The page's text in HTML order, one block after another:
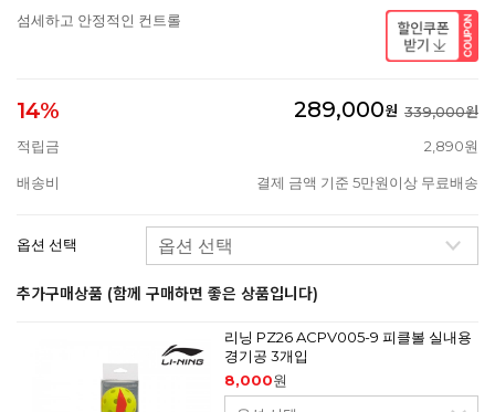
섬세하고 안정적인 컨트롤
14% 289,000원 339,000원
적립금
2,890원
배송비 결제 금액 기준 5만원이상 무료배송
옵션 선택
추가구매상품 (함께 구매하면 좋은 상품입니다)
리닝 PZ26 ACPV005-9 피클볼 실내용
경기공 3개입
8,000원